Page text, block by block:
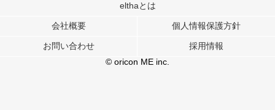
このサイトでは Cookie を使用して、ユーザーに合わせたコンテンツや広告の
行っています。
メディアや広告配信、データ解析の各パートナーに提供しています。
各パートナーは、この情報とユーザーが各パートナーに提供した他の情報や、
ユーザーが各パートナーのサービスを使用したときに収集した他の情報を組み
elthaとは
会社概要 個人情報保護方針
お問い合わせ
採用情報
© oricon ME inc.